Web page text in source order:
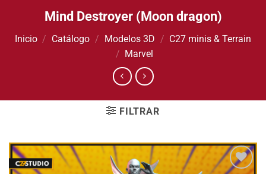
Mind Destroyer (Moon dragon)
Inicio / Catálogo / Modelos 3D / C27 minis & Terrain
/ Marvel
FILTRAR